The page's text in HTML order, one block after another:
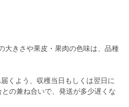
大きさや果皮・果肉の色味は、品種
くよう、収穫当日もしくは翌日に
の兼ね合いで、発送が多少遅くな